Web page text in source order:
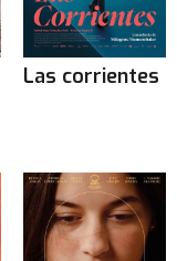
Las corrientes